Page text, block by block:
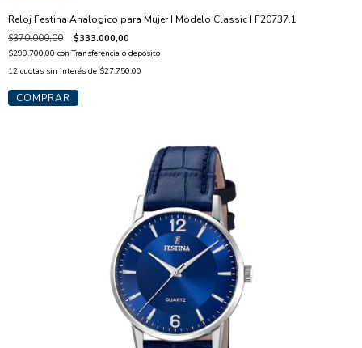
Reloj Festina Analogico para Mujer I Modelo Classic I F20737.1
$370.000,00 $333.000,00
$299.700,00 con Transferencia o depósito
12 cuotas sin interés de $27.750,00